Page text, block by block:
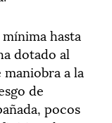
hasta
dotado al
a la
de
pocos